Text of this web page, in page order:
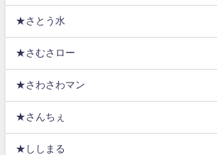
★さとう水
★さむさロー
★さわさわマン
★さんちぇ
★ししまる